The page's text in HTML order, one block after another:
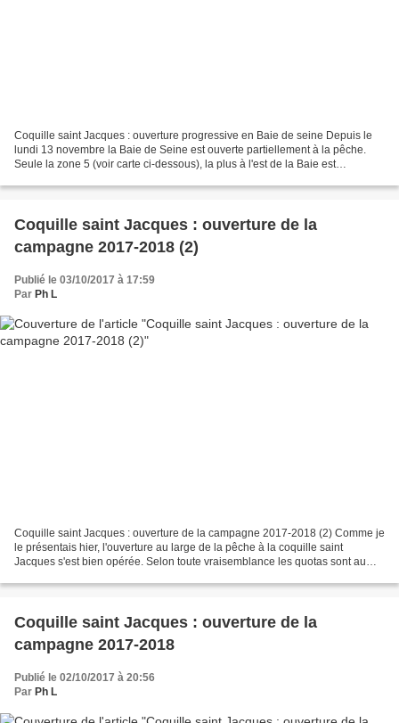
Coquille saint Jacques : ouverture progressive en Baie de seine Depuis le
lundi 13 novembre la Baie de Seine est ouverte partiellement à la pêche.
Seule la zone 5 (voir carte ci-dessous), la plus à l'est de la Baie est
Coquille saint Jacques : ouverture de la
campagne 2017-2018 (2)
Publié le 03/10/2017 à 17:59
Par Ph L
Coquille saint Jacques : ouverture de la campagne 2017-2018 (2) Comme je
le présentais hier, l'ouverture au large de la pêche à la coquille saint
Jacques s'est bien opérée. Selon toute vraisemblance les quotas sont au
Coquille saint Jacques : ouverture de la
campagne 2017-2018
Publié le 02/10/2017 à 20:56
Par Ph L